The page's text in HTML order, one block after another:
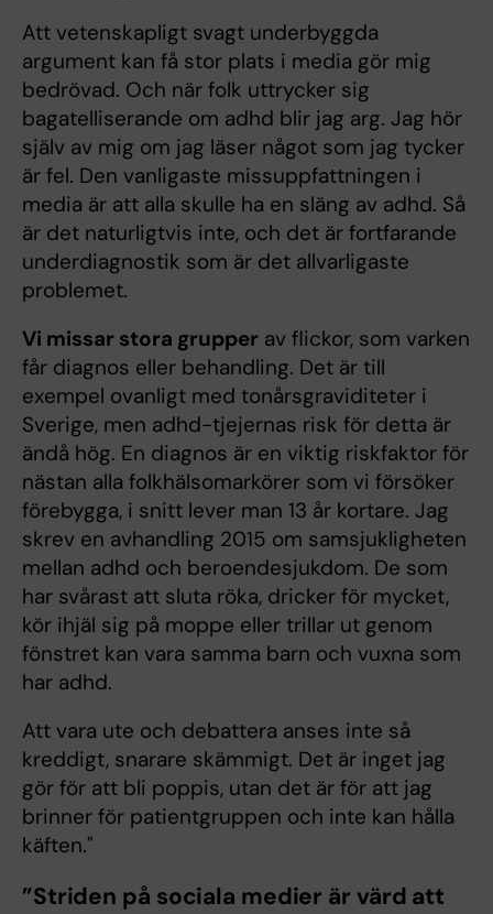
Att vetenskapligt svagt underbyggda
argument kan få stor plats i media gör mig
bedrövad. Och när folk uttrycker sig
bagatelliserande om adhd blir jag arg. Jag hör
själv av mig om jag läser något som jag tycker
är fel. Den vanligaste missuppfattningen i
media är att alla skulle ha en släng av adhd. Så
är det naturligtvis inte, och det är fortfarande
underdiagnostik som är det allvarligaste
problemet.
Vi missar stora grupper av flickor, som varken
får diagnos eller behandling. Det är till
exempel ovanligt med tonårsgraviditeter i
Sverige, men adhd-tjejernas risk för detta är
ändå hög. En diagnos är en viktig riskfaktor för
nästan alla folkhälsomarkörer som vi försöker
förebygga, i snitt lever man 13 år kortare. Jag
skrev en avhandling 2015 om samsjukligheten
mellan adhd och beroendesjukdom. De som
har svårast att sluta röka, dricker för mycket,
kör ihjäl sig på moppe eller trillar ut genom
fönstret kan vara samma barn och vuxna som
har adhd.
Att vara ute och debattera anses inte så
kreddigt, snarare skämmigt. Det är inget jag
gör för att bli poppis, utan det är för att jag
brinner för patientgruppen och inte kan hålla
käften."
”Striden på sociala medier är värd att